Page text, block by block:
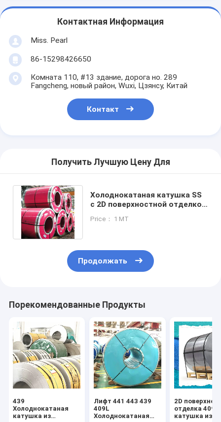
Контактная Информация
Miss. Pearl
86-15298426650
Комната 110, #13 здание, дорога но. 289
Fangcheng, новый район, Wuxi, Цзянсу, Китай
Контакт
Получить Лучшую Цену Для
Холоднокатаная катушка SS
с 2D поверхностной отделкой
Price： 1 MT
Продолжать
Порекомендованные Продукты
439
Холоднокатаная
катушка из
Лифт 441 443 439
409L
Холоднокатаная
2D
отделка 409L
катушка из